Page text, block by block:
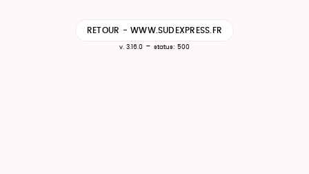
RETOUR - WWW.SUDEXPRESS.FR
v. 3.16.0 - status: 500